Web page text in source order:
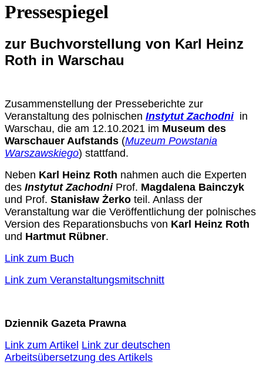
Pressespiegel
zur Buchvorstellung von Karl Heinz
Roth in Warschau
Zusammenstellung der Presseberichte zur
Veranstaltung des polnischen Instytut Zachodniin
Warschau, die am 12.10.2021 im Museum des
Warschauer Aufstands (Muzeum Powstania
Warszawskiego) stattfand.
Neben Karl Heinz Roth nahmen auch die Experten
des Instytut Zachodni Prof. Magdalena Bainczyk
und Prof. Stanisław Żerko teil. Anlass der
Veranstaltung war die Veröffentlichung der polnisches
Version des Reparationsbuchs von Karl Heinz Roth
und Hartmut Rübner.
Link zum Buch
Link zum Veranstaltungsmitschnitt
Dziennik Gazeta Prawna
Link zum Artikel Link zur deutschen
Arbeitsübersetzung des Artikels